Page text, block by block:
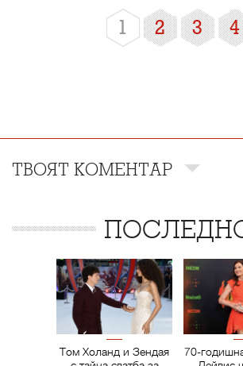
1 2 3 4
ТВОЯТ КОМЕНТАР
Том Холанд и Зендая
70-